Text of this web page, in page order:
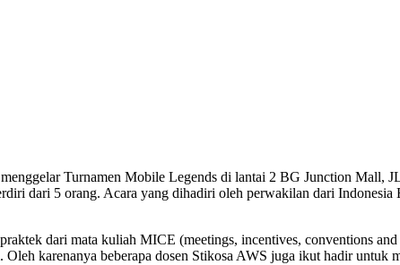
Turnamen Mobile Legends di lantai 2 BG Junction Mall,
dari 5 orang. Acara yang dihadiri oleh perwakilan dari Indonesia
dari mata kuliah MICE (meetings, incentives, conventions
karenanya beberapa dosen Stikosa AWS juga ikut hadir untuk